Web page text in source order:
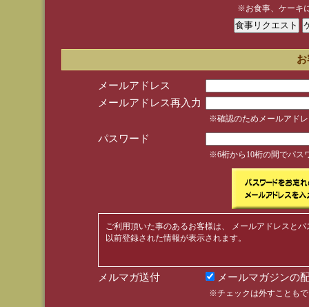
※お食事、ケーキ
メールアドレス
メールアドレス再入力
※確認のためメールアド
パスワード
※6桁から10桁の間でパス
ご利用頂いた事のあるお客様は、 メールアドレスと
以前登録された情報が表示されます。
メルマガ送付 メールマガジンの
※チェックは外すことも